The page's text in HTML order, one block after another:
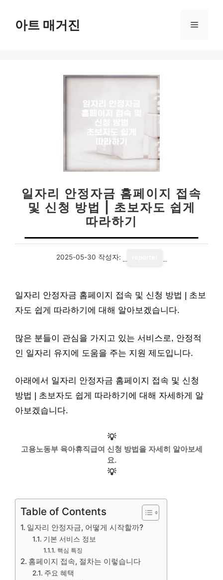
아트 매거진 메
일자리 안정자금 홈페이지 접속
및 신청 방법 | 초보자도 쉽게
따라하기
2025-05-30 작성자:
일자리 안정자금 홈페이지 접속 및 신청 방법 | 초보
자도 쉽게 따라하기에 대해 알아보겠습니다.
많은 분들이 관심을 가지고 있는 서비스로, 안정적
인 일자리 유지에 도움을 주는 지원 제도입니다.
아래에서 일자리 안정자금 홈페이지 접속 및 신청
방법 | 초보자도 쉽게 따라하기에 대해 자세하게 알
아보겠습니다.
💡
고용노동부 육아휴직급여 신청 방법을 자세히 알아보세
요.
💡
Table of Contents
일자리 안정자금, 어떻게 시작할까?
기본 서비스 정보
핵심 특징
홈페이지 접속, 절차는 이렇습니다
주요 혜택